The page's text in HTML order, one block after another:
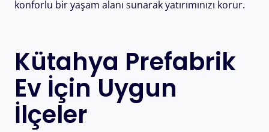
konforlu bir yaşam alanı sunarak yatırımınızı korur.
Kütahya Prefabrik
Ev İçin Uygun
İlçeler